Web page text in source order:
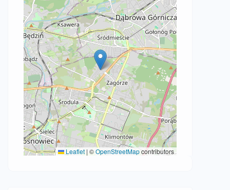
Leaflet | ©OpenStreetMapcontributors